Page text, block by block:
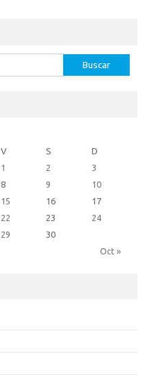
V S D
Oct »
1 2
3
8 9
10
15 16
17
22 23
24
29 30